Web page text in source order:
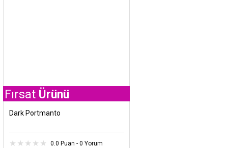
Ürünü
Dark Portmanto
0.0 Puan - 0 Yorum